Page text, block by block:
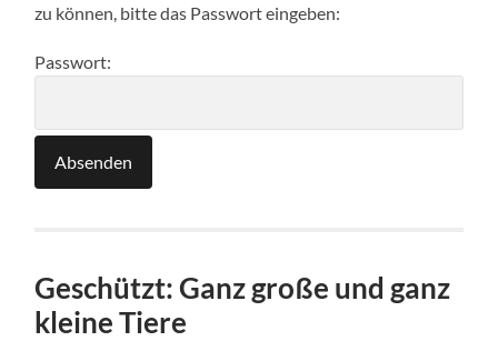
zu können, bitte das Passwort eingeben:
Passwort:
Geschützt: Ganz große und ganz
kleine Tiere